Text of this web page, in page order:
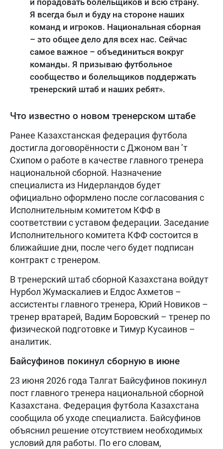
и порадовать болельщиков и всю страну.
Я всегда был и буду на стороне наших
команд и игроков. Национальная сборная
– это общее дело для всех нас. Сейчас
самое важное – объединиться вокруг
команды. Я призываю футбольное
сообщество и болельщиков поддержать
тренерский штаб и наших ребят».
Что известно о новом тренерском штабе
Ранее Казахстанская федерация футбола
достигла договорённости с Джоном ван ’т
Схипом о работе в качестве главного тренера
национальной сборной. Назначение
специалиста из Нидерландов будет
официально оформлено после согласования с
Исполнительным комитетом КФФ в
соответствии с уставом федерации. Заседание
Исполнительного комитета КФФ состоится в
ближайшие дни, после чего будет подписан
контракт с тренером.
В тренерский штаб сборной Казахстана войдут
Нурбол Жумаскалиев и Елдос Ахметов –
ассистенты главного тренера, Юрий Новиков –
тренер вратарей, Вадим Боровский – тренер по
физической подготовке и Тимур Кусаинов –
аналитик.
Байсуфинов покинул сборную в июне
23 июня 2026 года Талгат Байсуфинов покинул
пост главного тренера национальной сборной
Казахстана. Федерация футбола Казахстана
сообщила об уходе специалиста. Байсуфинов
объяснил решение отсутствием необходимых
условий для работы. По его словам,